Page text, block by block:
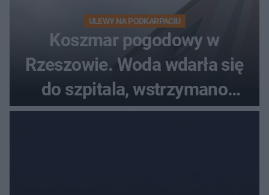
ULEWY NA PODKARPACIU
Koszmar pogodowy w
Rzeszowie. Woda wdarła się
do szpitala, wstrzymano
przyjęcia